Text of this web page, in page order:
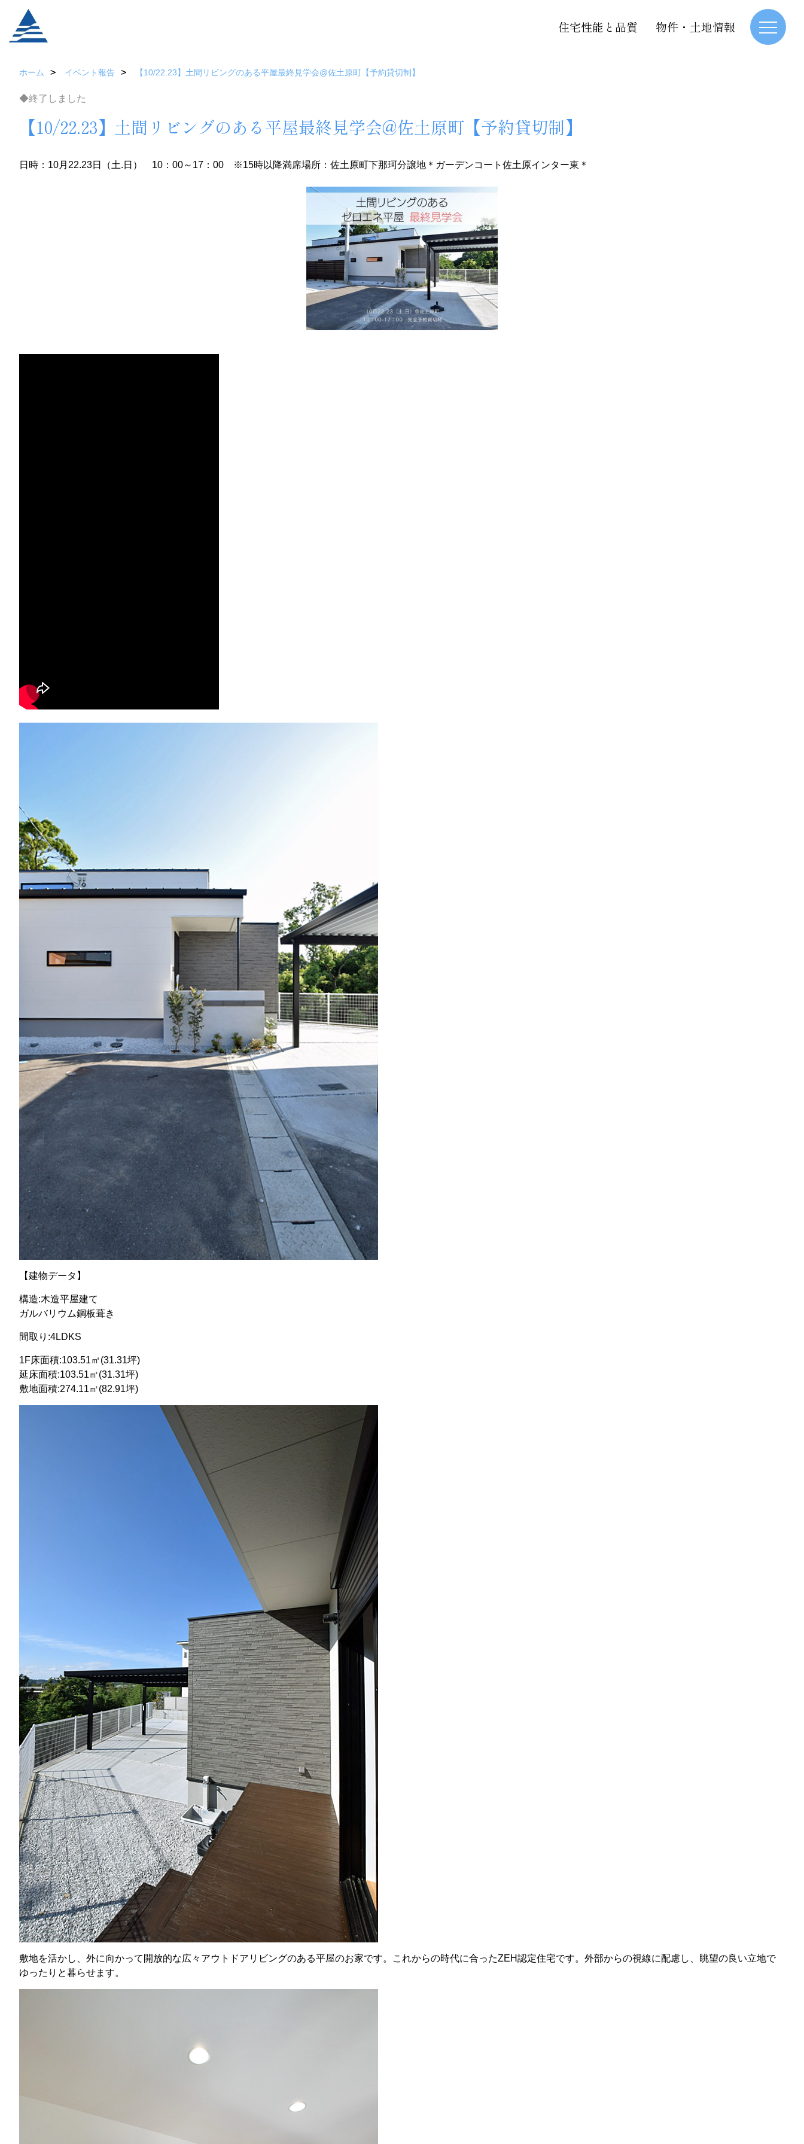
住宅性能と品質 物件・土地情報
ホーム イベント報告 【10/22.23】土間リビングのある平屋最終見学会@佐土原町【予約貸切制】
◆終了しました
【10/22.23】土間リビングのある平屋最終見学会@佐土原町【予約貸切制】
日時：10月22.23日（土.日） 10：00～17：00 ※15時以降満席場所：佐土原町下那珂分譲地＊ガーデンコート佐土原インター東＊
【建物データ】
構造:木造平屋建て
ガルバリウム鋼板葺き
間取り:4LDKS
1F床面積:103.51㎡(31.31坪)
延床面積:103.51㎡(31.31坪)
敷地面積:274.11㎡(82.91坪)
敷地を活かし、外に向かって開放的な広々アウトドアリビングのある平屋のお家です。これからの時代に合ったZEH認定住宅です。外部からの視線に配慮し、眺望の良い立地で
ゆったりと暮らせます。